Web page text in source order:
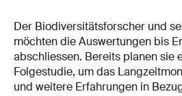
Der Biodiversitätsforscher und
möchten die Auswertungen bis
abschliessen. Bereits planen sie
Folgestudie, um das
und weitere Erfahrungen in